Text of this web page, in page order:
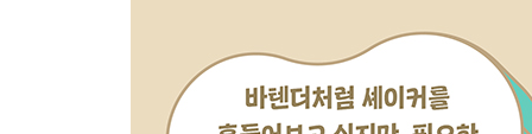
셰이크 칵테일 65종
마스터의 혼잣말: 칵테일은 타이밍도 중요하다
마스터의 혼잣말: 쓸모없던 당밀에서 탄생한 럼